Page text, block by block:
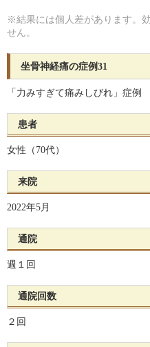
※結果には個人差があります。
せん。
坐骨神経痛の症例31
「力みすぎて痛みしびれ」症例
患者
女性（70代）
来院
2022年5月
通院
週１回
通院回数
２回